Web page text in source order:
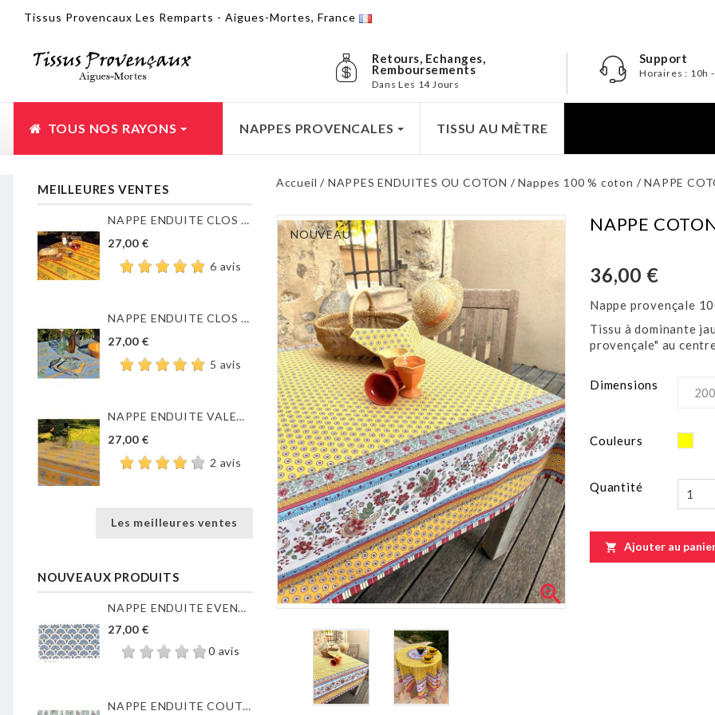
Tissus Provencaux Les Remparts - Aigues-Mortes, France
Retours, Echanges,
Remboursements
Dans Les 14 Jours
Support
Horaires : 10h
TOUS NOS RAYONS NAPPES PROVENCALES TISSU AU MÈTRE
MEILLEURES VENTES
NAPPE ENDUITE CLOS DES...
27,00 €
6 avis
NAPPE ENDUITE CLOS DES...
27,00 €
5 avis
NAPPE ENDUITE VALENSOLE JAUNE
27,00 €
2 avis
Les meilleures ventes
NOUVEAUX PRODUITS
NAPPE ENDUITE EVENTAILS...
27,00 €
0 avis
NAPPE ENDUITE COUTIL DE...
Accueil NAPPES ENDUITES OU COTON Nappes 100 % coton NAPPE
NOUVEAU

NAPPE
36,00 €
Nappe provençale
Tissu à dominante
provençale" au
Dimensions
Couleurs
Quantité
 Ajouter au